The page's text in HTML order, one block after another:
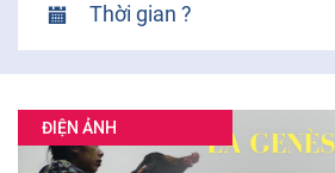
GIỎ HÀNG ĐĂNG NHẬP
Thời gian ?
ĐIỆN ẢNH